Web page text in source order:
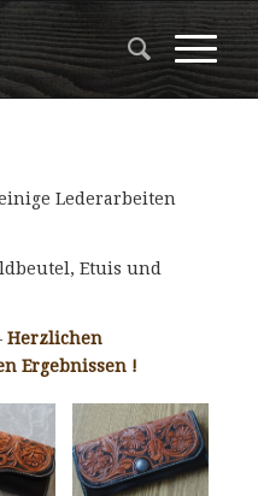
Lederarbeiten
Etuis und
Herzlichen
Ergebnissen !